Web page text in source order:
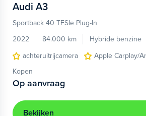
Audi A3
Sportback 40 TFSIe Plug-In
2022
84.000 km Hybride benzine
achteruitrijcamera
Apple Carplay/
Kopen
Op aanvraag
Bekijken